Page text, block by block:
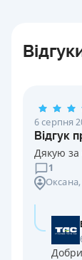
6 серпня
Відгук
Дякую за
1
Оксана